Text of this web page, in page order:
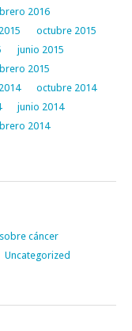
2016
octubre 2015
junio 2015
2015
octubre 2014
junio 2014
2014
cáncer
Uncategorized